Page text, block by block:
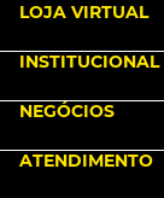
LOJA VIRTUAL
INSTITUCIONAL
NEGÓCIOS
ATENDIMENTO